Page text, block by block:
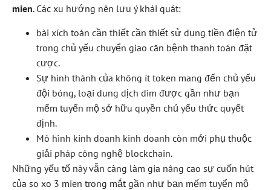
mien. Các xu hướng nên lưu ý khái quát:
bài xích toán cần thiết cần thiết sử dụng tiền điện tử
trong chủ yếu chuyển giao căn bệnh thanh toán đặt
cược.
Sự hình thành của không ít token mang đến chủ yếu
đội bóng, loại dung dịch dìm được gần như bạn
mếm tuyển mộ sở hữu quyền chủ yếu thức quyết
định.
Mô hình kinh doanh kinh doanh còn mới phụ thuộc
giải pháp công nghệ blockchain.
Những yếu tố này vẫn càng làm gia nâng cao sự cuốn hút
của so xo 3 mien trong mắt gần như bạn mếm tuyển mộ